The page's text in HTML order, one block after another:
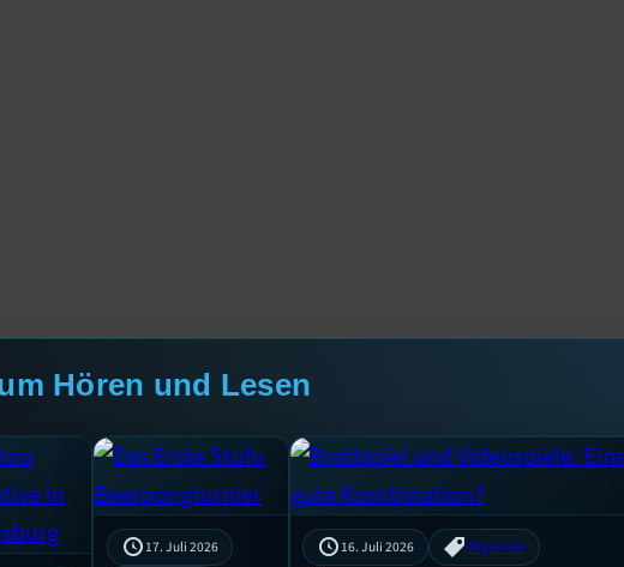
Hören und Lesen
17. Juli 2026
16. Juli 2026 Allgemein